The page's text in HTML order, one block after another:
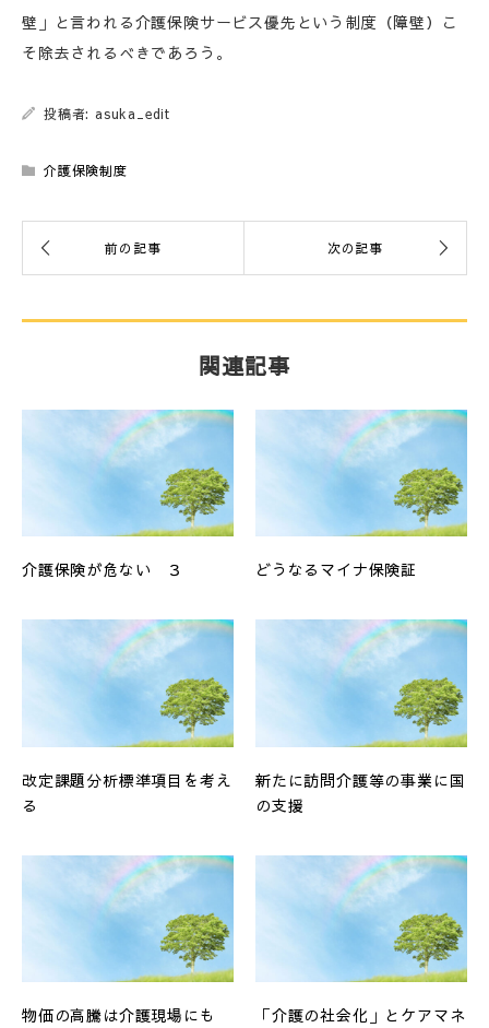
壁」と言われる介護保険サービス優先という制度（障壁）こ
そ除去されるべきであろう。
投稿者: asuka_edit
介護保険制度
関連記事
介護保険が危ない ３ どうなるマイナ保険証
改定課題分析標準項目を考え
る
新たに訪問介護等の事業に国
の支援
物価の高騰は介護現場にも
「介護の社会化」とケアマネ